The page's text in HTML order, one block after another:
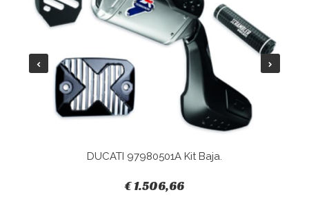
DUCATI 97980501A Kit Baja.
€ 1.506,66